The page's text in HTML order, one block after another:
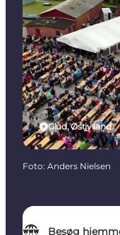
Besøg
Glud, Østjylland
Foto: Anders Nielsen